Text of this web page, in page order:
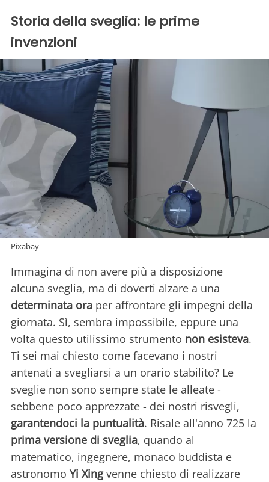
Storia della sveglia: le prime
invenzioni
Pixabay
Immagina di non avere più a disposizione
alcuna sveglia, ma di doverti alzare a una
determinata ora per affrontare gli impegni della
giornata. Sì, sembra impossibile, eppure una
volta questo utilissimo strumento non esisteva.
Ti sei mai chiesto come facevano i nostri
antenati a svegliarsi a un orario stabilito? Le
sveglie non sono sempre state le alleate -
sebbene poco apprezzate - dei nostri risvegli,
garantendoci la puntualità. Risale all'anno 725 la
prima versione di sveglia, quando al
matematico, ingegnere, monaco buddista e
astronomo Yi Xingvenne chiesto di realizzare